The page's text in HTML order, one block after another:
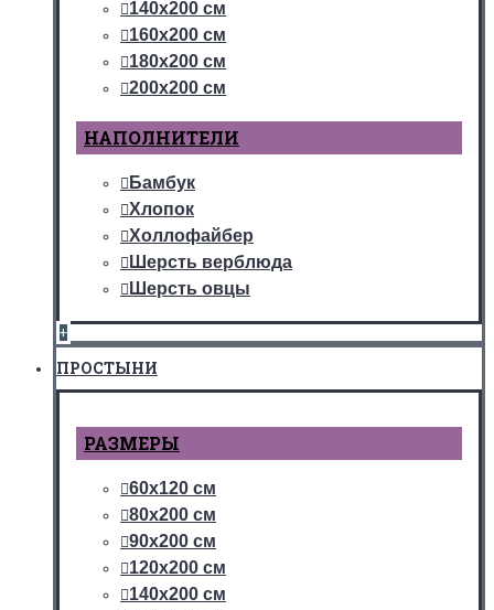
140х200 см
160х200 см
180х200 см
200х200 см
НАПОЛНИТЕЛИ
Бамбук
Хлопок
Холлофайбер
Шерсть верблюда
Шерсть овцы
+
ПРОСТЫНИ
РАЗМЕРЫ
60х120 см
80х200 см
90х200 см
120х200 см
140х200 см